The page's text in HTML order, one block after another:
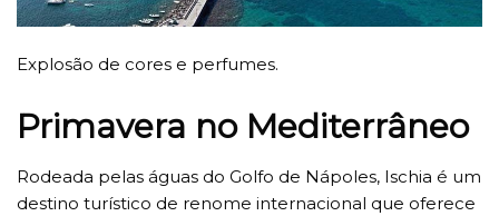
Explosão de cores e perfumes.
Primavera no Mediterrâneo
Rodeada pelas águas do Golfo de Nápoles, Ischia é um
destino turístico de renome internacional que oferece